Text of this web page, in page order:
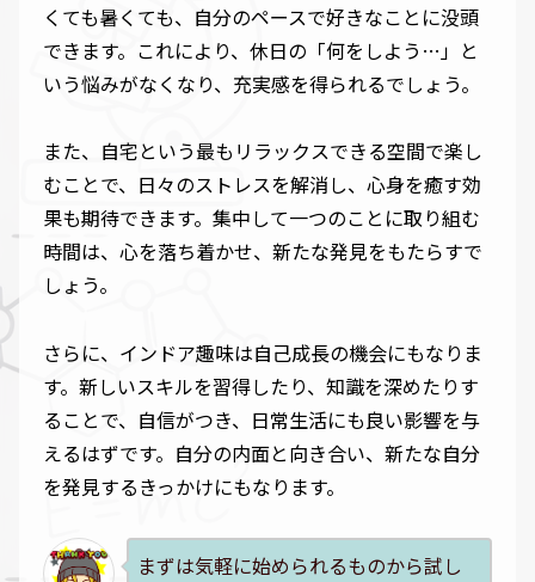
くても暑くても、自分のペースで好きなことに没頭
できます。これにより、休日の「何をしよう…」と
いう悩みがなくなり、充実感を得られるでしょう。
また、自宅という最もリラックスできる空間で楽し
むことで、日々のストレスを解消し、心身を癒す効
果も期待できます。集中して一つのことに取り組む
時間は、心を落ち着かせ、新たな発見をもたらすで
しょう。
さらに、インドア趣味は自己成長の機会にもなりま
す。新しいスキルを習得したり、知識を深めたりす
ることで、自信がつき、日常生活にも良い影響を与
えるはずです。自分の内面と向き合い、新たな自分
を発見するきっかけにもなります。
まずは気軽に始められるものから試し